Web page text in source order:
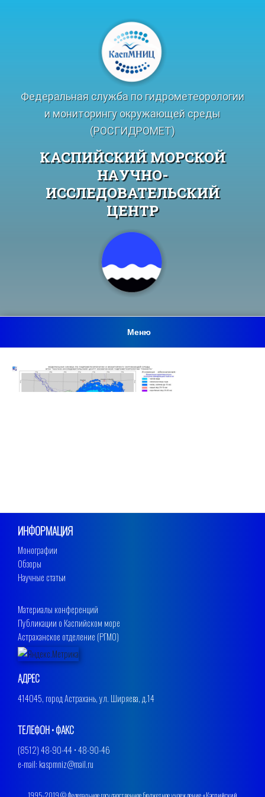
Федеральная служба по гидрометеорологии
и мониторингу окружающей среды
(РОСГИДРОМЕТ)
КАСПИЙСКИЙ МОРСКОЙ
НАУЧНО-
ИССЛЕДОВАТЕЛЬСКИЙ
ЦЕНТР
Меню
ИНФОРМАЦИЯ
Монографии
Обзоры
Научные статьи
Материалы конференций
Публикации о Каспийском море
Астраханское отделение (РГМО)
АДРЕС
414045, город Астрахань, ул. Ширяева, д.14
ТЕЛЕФОН • ФАКС
(8512) 48-90-44 • 48-90-46
e-mail: kaspmniz@mail.ru